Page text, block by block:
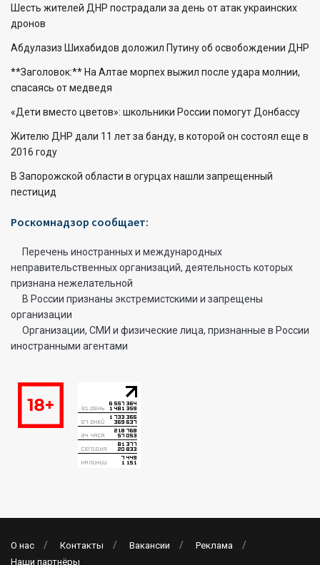
Шесть жителей ДНР пострадали за день от атак украинских
дронов
Абдулазиз Шихабидов доложил Путину об освобождении ДНР
**Заголовок:** На Алтае морпех выжил после удара молнии,
спасаясь от медведя
«Дети вместо цветов»: школьники России помогут Донбассу
Жителю ДНР дали 11 лет за банду, в которой он состоял еще в
2016 году
В Запорожской области в огурцах нашли запрещенный
пестицид
Роскомнадзор сообщает:
Перечень иностранных и международных
неправительственных организаций, деятельность которых
признана нежелательной
В России признаны экстремистскими и запрещены
организации
Организации, СМИ и физические лица, признанные в России
иностранными агентами
О нас Контакты Вакансии
Реклама
Наши партнёры